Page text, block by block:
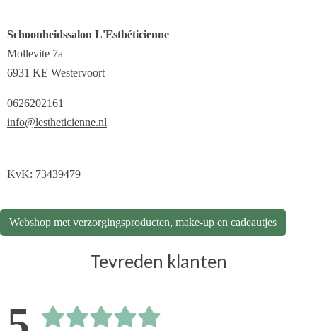
Schoonheidssalon L'Esthéticienne
Mollevite 7a
6931 KE Westervoort
0626202161
info@lestheticienne.nl
KvK: 73439479
Webshop met verzorgingsproducten, make-up en cadeautjes
Tevreden klanten